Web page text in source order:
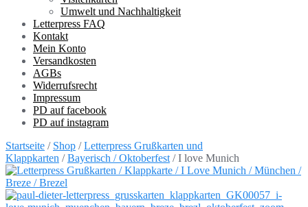
Umwelt und Nachhaltigkeit
Letterpress FAQ
Kontakt
Mein Konto
Versandkosten
AGBs
Widerrufsrecht
Impressum
PD auf facebook
PD auf instagram
Startseite / Shop /Letterpress Grußkarten und
Klappkarten /Bayerisch / Oktoberfest / I love Munich